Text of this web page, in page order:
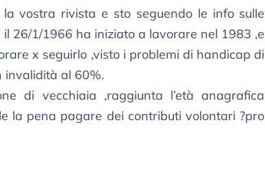
la vostra rivista e sto seguendo le info sulle
il 26/1/1966 ha iniziato a lavorare nel 1983 ,e
x seguirlo ,visto i problemi di handicap di
invalidità al 60%.
di vecchiaia ,raggiunta l’età anagrafica
la pena pagare dei contributi volontari ?pro